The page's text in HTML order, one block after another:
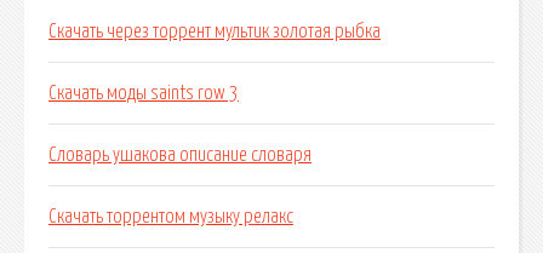
Скачать через торрент мультик золотая рыбка
Скачать моды saints row 3
Словарь ушакова описание словаря
Скачать торрентом музыку релакс